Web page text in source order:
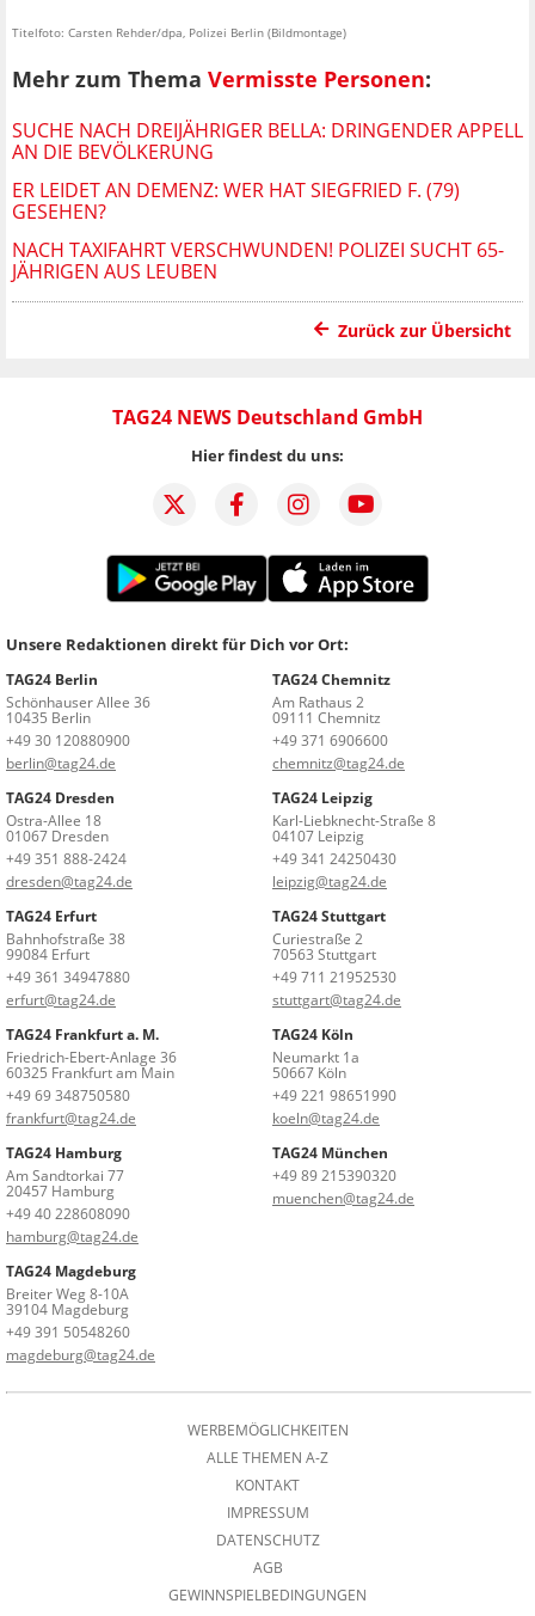
Titelfoto: Carsten Rehder/dpa, Polizei Berlin (Bildmontage)
Mehr zum Thema Vermisste Personen:
SUCHE NACH DREIJÄHRIGER BELLA: DRINGENDER APPELL
AN DIE BEVÖLKERUNG
ER LEIDET AN DEMENZ: WER HAT SIEGFRIED F. (79)
GESEHEN?
NACH TAXIFAHRT VERSCHWUNDEN! POLIZEI SUCHT 65-
JÄHRIGEN AUS LEUBEN
Zurück zur Übersicht
TAG24 NEWS Deutschland GmbH
Hier findest du uns:
Unsere Redaktionen direkt für Dich vor Ort:
TAG24 Berlin
Schönhauser Allee 36
10435 Berlin
+49 30 120880900
berlin@tag24.de
TAG24 Chemnitz
Am Rathaus 2
09111 Chemnitz
+49 371 6906600
chemnitz@tag24.de
TAG24 Dresden
Ostra-Allee 18
01067 Dresden
+49 351 888-2424
dresden@tag24.de
TAG24 Leipzig
Karl-Liebknecht-Straße 8
04107 Leipzig
+49 341 24250430
leipzig@tag24.de
TAG24 Erfurt
Bahnhofstraße 38
99084 Erfurt
+49 361 34947880
erfurt@tag24.de
TAG24 Stuttgart
Curiestraße 2
70563 Stuttgart
+49 711 21952530
stuttgart@tag24.de
TAG24 Frankfurt a. M.
Friedrich-Ebert-Anlage 36
60325 Frankfurt am Main
+49 69 348750580
frankfurt@tag24.de
TAG24 Köln
Neumarkt 1a
50667 Köln
+49 221 98651990
koeln@tag24.de
TAG24 Hamburg
Am Sandtorkai 77
20457 Hamburg
+49 40 228608090
hamburg@tag24.de
TAG24 München
+49 89 215390320
muenchen@tag24.de
TAG24 Magdeburg
Breiter Weg 8-10A
39104 Magdeburg
+49 391 50548260
magdeburg@tag24.de
WERBEMÖGLICHKEITEN
ALLE THEMEN A-Z
KONTAKT
IMPRESSUM
DATENSCHUTZ
AGB
GEWINNSPIELBEDINGUNGEN